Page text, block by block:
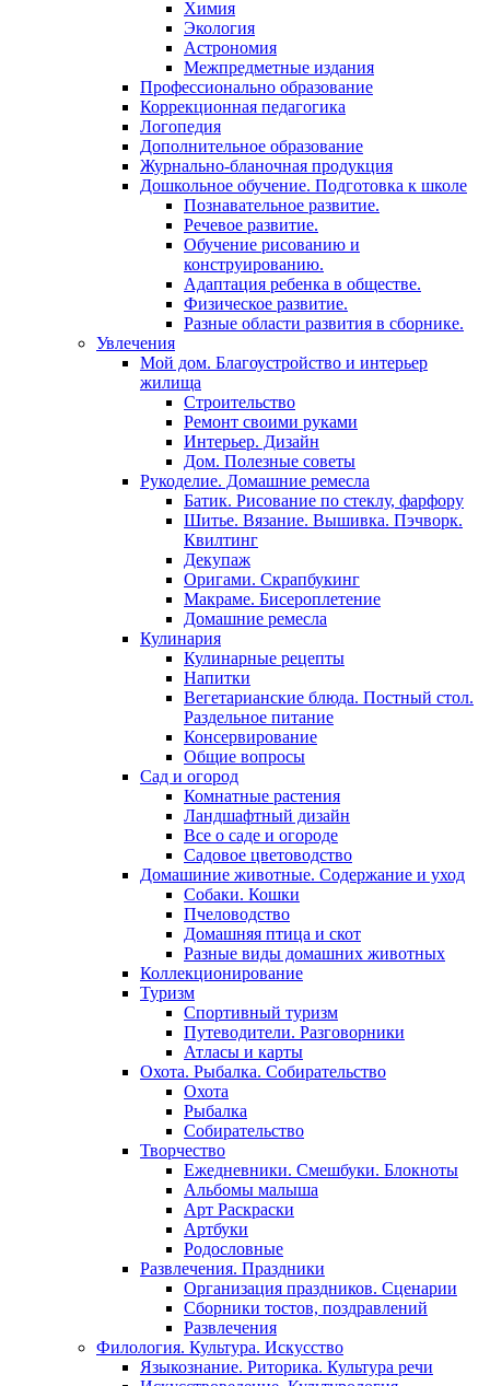
Химия
Экология
Астрономия
Межпредметные издания
Профессионально образование
Коррекционная педагогика
Логопедия
Дополнительное образование
Журнально-бланочная продукция
Дошкольное обучение. Подготовка к школе
Познавательное развитие.
Речевое развитие.
Обучение рисованию и
конструированию.
Адаптация ребенка в обществе.
Физическое развитие.
Разные области развития в сборнике.
Увлечения
Мой дом. Благоустройство и интерьер
жилища
Строительство
Ремонт своими руками
Интерьер. Дизайн
Дом. Полезные советы
Рукоделие. Домашние ремесла
Батик. Рисование по стеклу, фарфору
Шитье. Вязание. Вышивка. Пэчворк.
Квилтинг
Декупаж
Оригами. Скрапбукинг
Макраме. Бисероплетение
Домашние ремесла
Кулинария
Кулинарные рецепты
Напитки
Вегетарианские блюда. Постный стол.
Раздельное питание
Консервирование
Общие вопросы
Сад и огород
Комнатные растения
Ландшафтный дизайн
Все о саде и огороде
Садовое цветоводство
Домашиние животные. Содержание и уход
Собаки. Кошки
Пчеловодство
Домашняя птица и скот
Разные виды домашних животных
Коллекционирование
Туризм
Спортивный туризм
Путеводители. Разговорники
Атласы и карты
Охота. Рыбалка. Собирательство
Охота
Рыбалка
Собирательство
Творчество
Ежедневники. Смешбуки. Блокноты
Альбомы малыша
Арт Раскраски
Артбуки
Родословные
Развлечения. Праздники
Организация праздников. Сценарии
Сборники тостов, поздравлений
Развлечения
Филология. Культура. Искусство
Языкознание. Риторика. Культура речи